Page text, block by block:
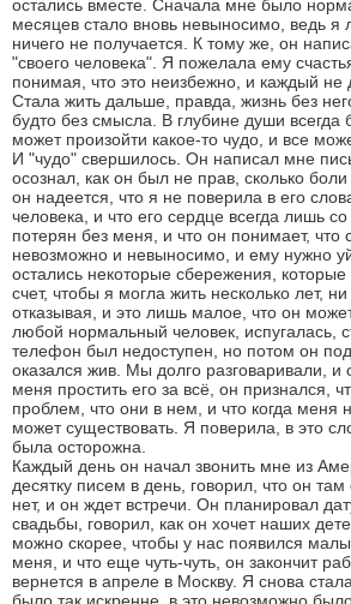
остались вместе. Сначала мне было
месяцев стало вновь невыносимо, ведь я
ничего не получается. К тому же, он
"своего человека". Я пожелала ему
понимая, что это неизбежно, и каждый не
Стала жить дальше, правда, жизнь без
будто без смысла. В глубине души всегда
может произойти какое-то чудо, и все
И "чудо" свершилось. Он написал мне
осознал, как он был не прав, сколько
он надеется, что я не поверила в его
человека, и что его сердце всегда лишь
потерян без меня, и что он понимает, что
невозможно и невыносимо, и ему нужно
остались некоторые сбережения,
счет, чтобы я могла жить несколько лет,
отказывая, и это лишь малое, что он
любой нормальный человек, испугалась,
телефон был недоступен, но потом он
оказался жив. Мы долго разговаривали, и
меня простить его за всё, он признался,
проблем, что они в нем, и что когда меня
может существовать. Я поверила, в это
была осторожна.
Каждый день он начал звонить мне из
десятку писем в день, говорил, что он там
нет, и он ждет встречи. Он планировал
свадьбы, говорил, как он хочет наших
можно скорее, чтобы у нас появился
меня, и что еще чуть-чуть, он закончит
вернется в апреле в Москву. Я снова
было так искренне, в это невозможно